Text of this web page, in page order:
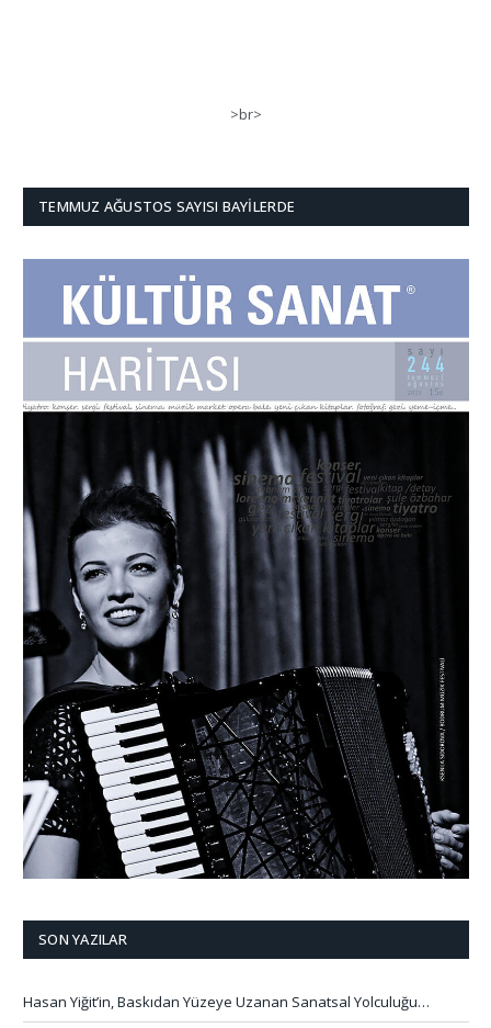
>br>
TEMMUZ AĞUSTOS SAYISI BAYILERDE
SON YAZILAR
Hasan Yiğit’in, Baskıdan Yüzeye Uzanan Sanatsal Yolculuğu…